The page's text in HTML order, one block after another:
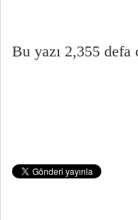
Bu yazı 2,355 defa